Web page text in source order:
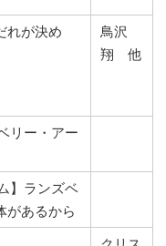
れが決め
鳥沢
翔 他
リー・アー
】ランズベ
があるから